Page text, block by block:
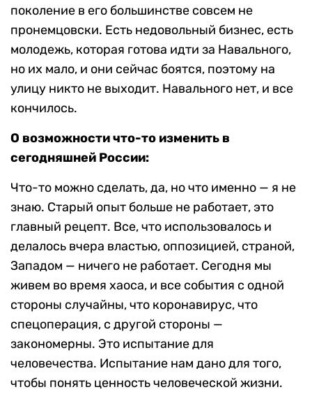
поколение в его большинстве совсем не
пронемцовски. Есть недовольный бизнес, есть
молодежь, которая готова идти за Навального,
но их мало, и они сейчас боятся, поэтому на
улицу никто не выходит. Навального нет, и все
кончилось.
О возможности что-то изменить в
сегодняшней России:
Что-то можно сделать, да, но что именно — я не
знаю. Старый опыт больше не работает, это
главный рецепт. Все, что использовалось и
делалось вчера властью, оппозицией, страной,
Западом — ничего не работает. Сегодня мы
живем во время хаоса, и все события с одной
стороны случайны, что коронавирус, что
спецоперация, с другой стороны —
закономерны. Это испытание для
человечества. Испытание нам дано для того,
чтобы понять ценность человеческой жизни.